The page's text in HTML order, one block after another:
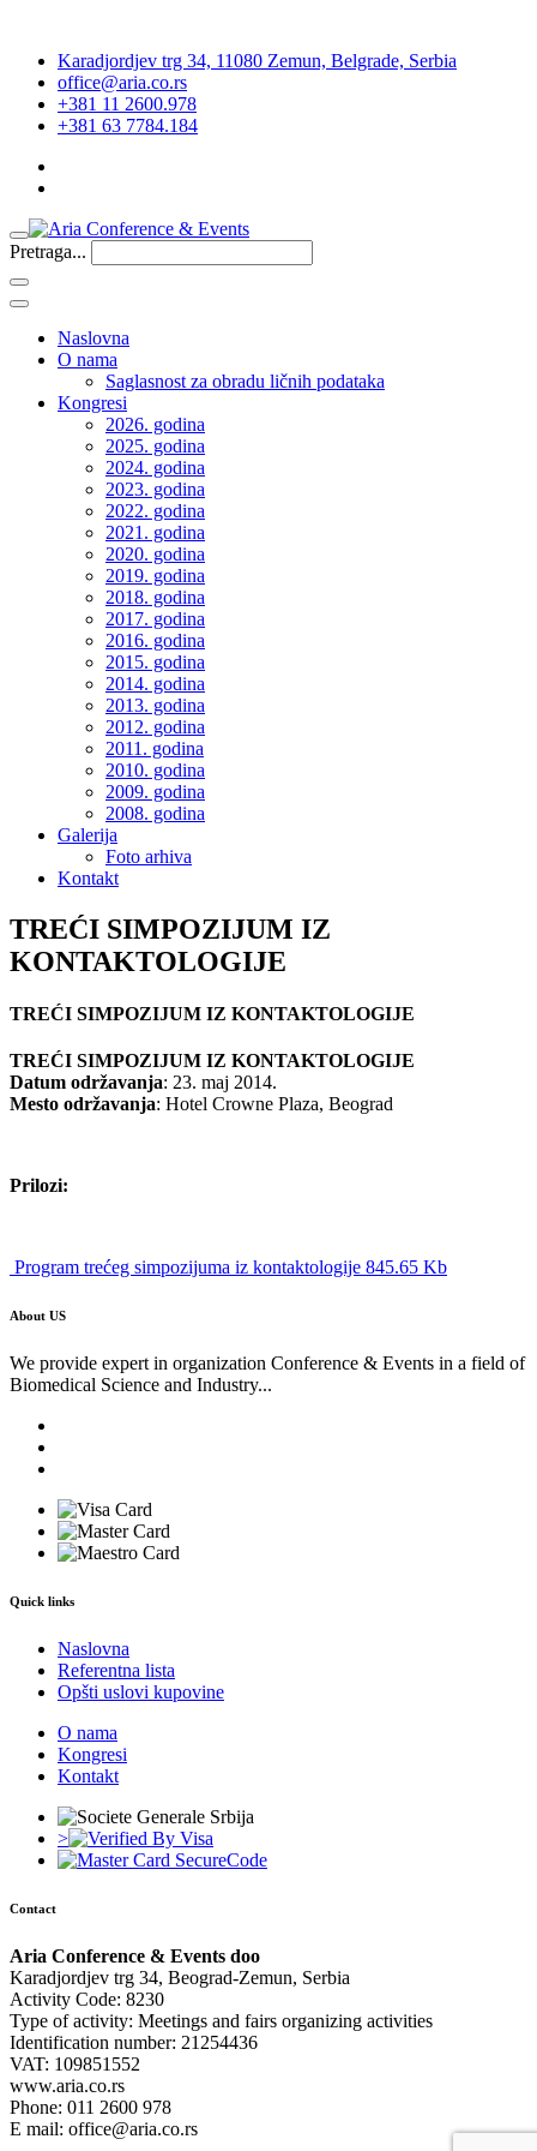
Karadjordjev trg 34, 11080 Zemun, Belgrade, Serbia
office@aria.co.rs
+381 11 2600.978
+381 63 7784.184
Pretraga...
Naslovna
O nama
Saglasnost za obradu ličnih podataka
Kongresi
2026. godina
2025. godina
2024. godina
2023. godina
2022. godina
2021. godina
2020. godina
2019. godina
2018. godina
2017. godina
2016. godina
2015. godina
2014. godina
2013. godina
2012. godina
2011. godina
2010. godina
2009. godina
2008. godina
Galerija
Foto arhiva
Kontakt
TREĆI SIMPOZIJUM IZ
KONTAKTOLOGIJE
TREĆI SIMPOZIJUM IZ KONTAKTOLOGIJE
TREĆI SIMPOZIJUM IZ KONTAKTOLOGIJE
Datum održavanja: 23. maj 2014.
Mesto održavanja: Hotel Crowne Plaza, Beograd
Prilozi:
Program trećeg simpozijuma iz kontaktologije 845.65 Kb
About US
We provide expert in organization Conference & Events in a field of
Biomedical Science and Industry...
Quick links
Naslovna
Referentna lista
Opšti uslovi kupovine
O nama
Kongresi
Kontakt
>
Contact
Aria Conference & Events doo
Karadjordjev trg 34, Beograd-Zemun, Serbia
Activity Code: 8230
Type of activity: Meetings and fairs organizing activities
Identification number: 21254436
VAT: 109851552
www.aria.co.rs
Phone: 011 2600 978
E mail: office@aria.co.rs